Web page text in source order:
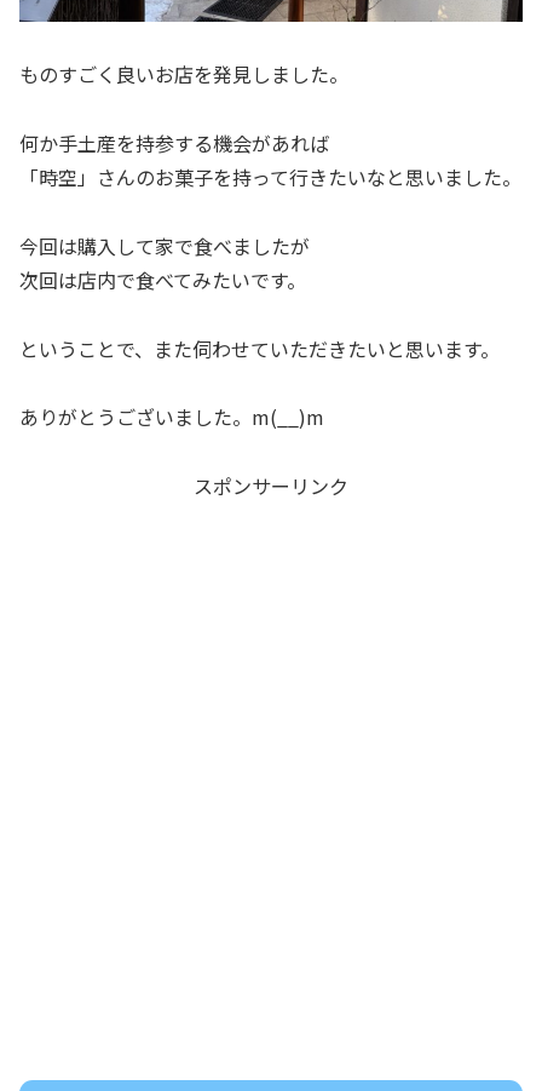
ものすごく良いお店を発見しました。
何か手土産を持参する機会があれば
「時空」さんのお菓子を持って行きたいなと思いました。
今回は購入して家で食べましたが
次回は店内で食べてみたいです。
ということで、また伺わせていただきたいと思います。
ありがとうございました。m(__)m
スポンサーリンク